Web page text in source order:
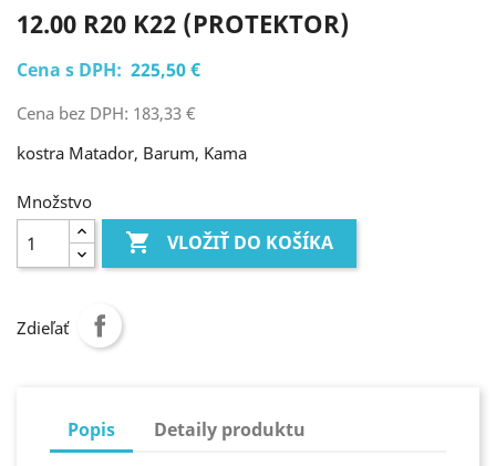
12.00 R20 K22 (PROTEKTOR)
Cena s DPH: 225,50 €
Cena bez DPH: 183,33 €
kostra Matador, Barum, Kama
Množstvo
 VLOŽIŤ DO KOŠÍKA
Zdieľať
Popis Detaily produktu